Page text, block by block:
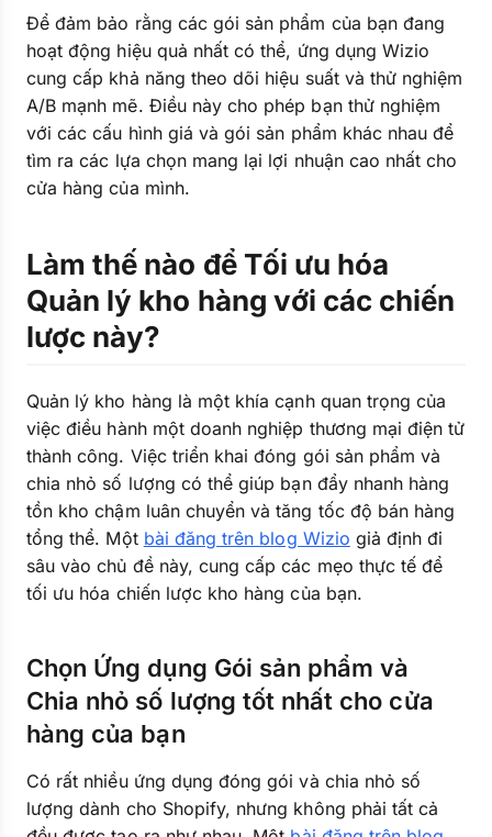
Để đảm bảo rằng các gói sản phẩm của bạn đang
hoạt động hiệu quả nhất có thể, ứng dụng Wizio
cung cấp khả năng theo dõi hiệu suất và thử nghiệm
A/B mạnh mẽ. Điều này cho phép bạn thử nghiệm
với các cấu hình giá và gói sản phẩm khác nhau để
tìm ra các lựa chọn mang lại lợi nhuận cao nhất cho
cửa hàng của mình.
Làm thế nào để Tối ưu hóa
Quản lý kho hàng với các chiến
lược này?
Quản lý kho hàng là một khía cạnh quan trọng của
việc điều hành một doanh nghiệp thương mại điện tử
thành công. Việc triển khai đóng gói sản phẩm và
chia nhỏ số lượng có thể giúp bạn đẩy nhanh hàng
tồn kho chậm luân chuyển và tăng tốc độ bán hàng
tổng thể. Một bài đăng trên blog Wizio giả định đi
sâu vào chủ đề này, cung cấp các mẹo thực tế để
tối ưu hóa chiến lược kho hàng của bạn.
Chọn Ứng dụng Gói sản phẩm và
Chia nhỏ số lượng tốt nhất cho cửa
hàng của bạn
Có rất nhiều ứng dụng đóng gói và chia nhỏ số
lượng dành cho Shopify, nhưng không phải tất cả